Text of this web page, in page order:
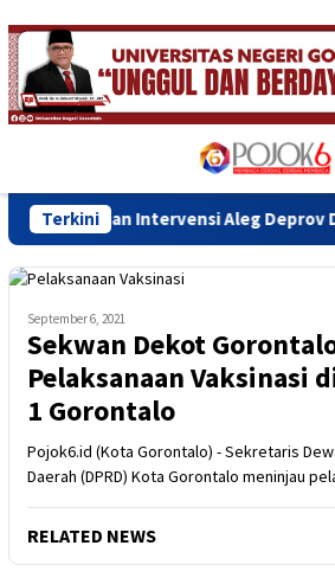
Skip
to
content
Menu
Terkini
Intervensi Aleg Deprov Dapil Kota
September 6, 2021
Sekwan Dekot
Pelaksanaan Vaksinasi
1 Gorontalo
Pojok6.id (Kota Gorontalo) - Sekretaris
Daerah (DPRD) Kota Gorontalo meninjau
RELATED NEWS